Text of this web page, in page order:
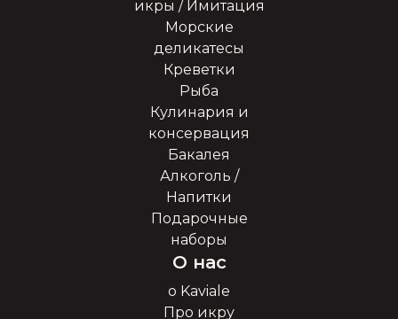
икры / Имитация
Морские
деликатесы
Креветки
Рыба
Кулинария и
консервация
Бакалея
Алкоголь /
Напитки
Подарочные
наборы
О нас
о Kaviale
Про икру